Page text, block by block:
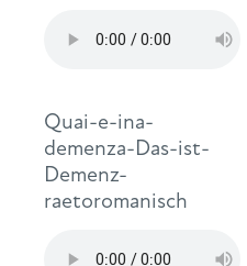
Quai-e-ina-
demenza-Das-ist-
Demenz-
raetoromanisch